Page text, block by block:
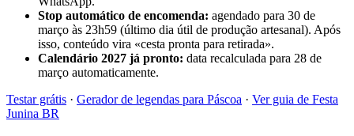
Stop automático de encomenda: agendado para 30 de
março às 23h59 (último dia útil de produção artesanal). Após
isso, conteúdo vira «cesta pronta para retirada».
Calendário 2027 já pronto: data recalculada para 28 de
março automaticamente.
Testar grátis · Gerador de legendas para Páscoa · Ver guia de Festa
Junina BR